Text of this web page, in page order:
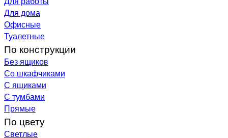
Для дома
Офисные
Туалетные
По конструкции
Без ящиков
Со шкафчиками
С ящиками
С тумбами
Прямые
По цвету
Светлые